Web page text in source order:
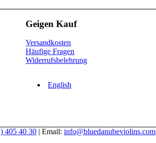
Geigen Kauf
Versandkosten
Häufige Fragen
Widerrufsbelehrung
English
405 40 30 | Email: info@bluedanubeviolins.com